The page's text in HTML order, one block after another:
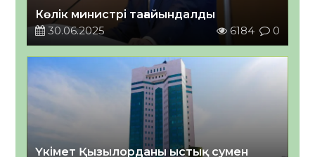
Көлік министрі тағайындалды
30.06.2025
6184 0
Үкімет Қызылорданы ыстық сумен